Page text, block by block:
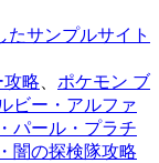
たサンプルサイト
攻略
ポケモン ブ
ビー・アルファ
パール・プラチ
闇の探検隊攻略